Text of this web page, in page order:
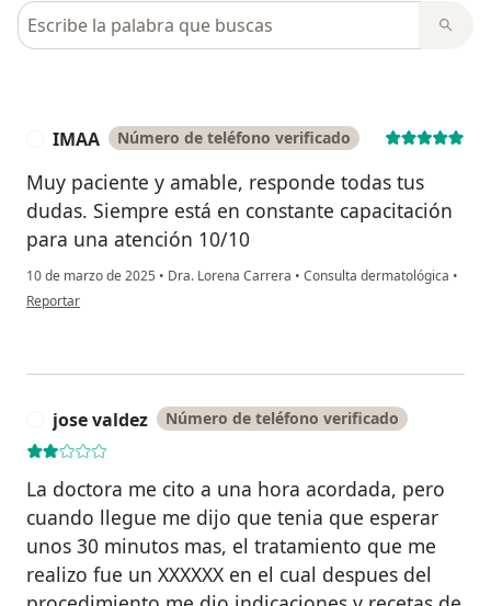
Busca en opiniones
IMAA Número de teléfono verificado
Muy paciente y amable, responde todas tus
dudas. Siempre está en constante capacitación
para una atención 10/10
10 de marzo de 2025 • Dra. Lorena Carrera • Consulta dermatológica •
en opinión del usuario IMAA
Reportar
jose valdez Número de teléfono verificado
La doctora me cito a una hora acordada, pero
cuando llegue me dijo que tenia que esperar
unos 30 minutos mas, el tratamiento que me
realizo fue un XXXXXX en el cual despues del